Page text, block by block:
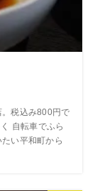
税込み800円で
自転車でふら
い平和町から